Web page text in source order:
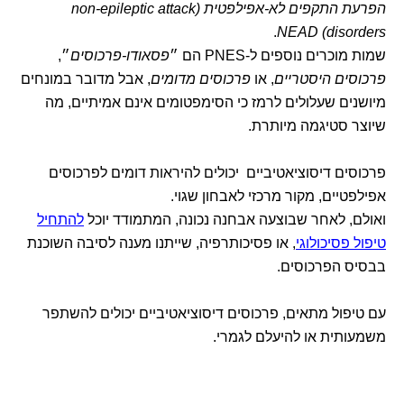
הפרעת התקפים לא-אפילפטית (non-epileptic attack
disorders) NEAD
.
שמות מוכרים נוספים ל-PNES הם ״
פסאודו-פרכוסים״,
פרכוסים היסטריים, או פרכוסים מדומים, אבל מדובר במונחים
מיושנים שעלולים לרמז כי הסימפטומים אינם אמיתיים, מה
שיוצר סטיגמה מיותרת.
פרכוסים דיסוציאטיביים יכולים להיראות דומים לפרכוסים
אפילפטיים, מקור מרכזי לאבחון שגוי.
ואולם, לאחר שבוצעה אבחנה נכונה, המתמודד יוכל להתחיל
טיפול פסיכולוגי, או פסיכותרפיה, שייתנו מענה לסיבה השוכנת
בבסיס הפרכוסים.
עם טיפול מתאים, פרכוסים דיסוציאטיביים יכולים להשתפר
משמעותית או להיעלם לגמרי.